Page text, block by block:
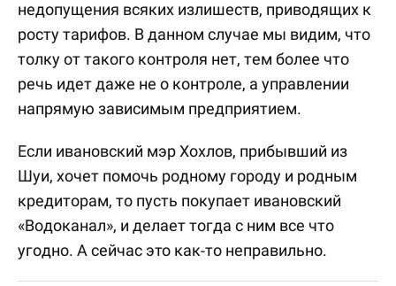
недопущения всяких излишеств, приводящих к
росту тарифов. В данном случае мы видим, что
толку от такого контроля нет, тем более что
речь идет даже не о контроле, а управлении
напрямую зависимым предприятием.
Если ивановский мэр Хохлов, прибывший из
Шуи, хочет помочь родному городу и родным
кредиторам, то пусть покупает ивановский
«Водоканал», и делает тогда с ним все что
угодно. А сейчас это как-то неправильно.